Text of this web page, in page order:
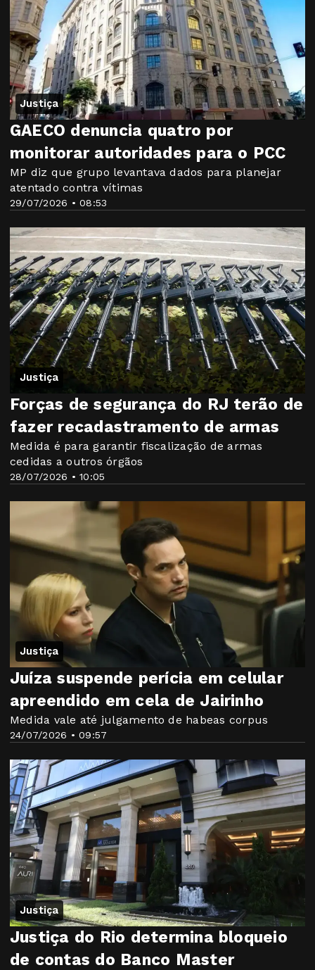
Justiça
29/07/2026 • 08:53
GAECO denuncia quatro por
monitorar autoridades para o PCC
MP diz que grupo levantava dados para planejar
atentado contra vítimas
Justiça
28/07/2026 • 10:05
Forças de segurança do RJ terão de
fazer recadastramento de armas
Medida é para garantir fiscalização de armas
cedidas a outros órgãos
Justiça
24/07/2026 • 09:57
Juíza suspende perícia em celular
apreendido em cela de Jairinho
Medida vale até julgamento de habeas corpus
Justiça
Justiça do Rio determina bloqueio
de contas do Banco Master